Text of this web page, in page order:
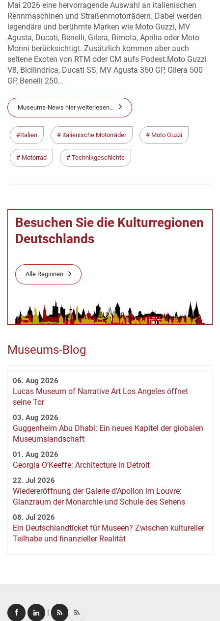
Mai 2026 eine hervorragende Auswahl an italienischen
Rennmaschinen und Straßenmotorrädern. Dabei werden
legendäre und berühmte Marken wie Moto Guzzi, MV
Agusta, Ducati, Benelli, Gilera, Bimota, Aprilia oder Moto
Morini berücksichtigt. Zusätzlich kommen aber auch
seltene Exoten von RTM oder CM aufs Podest.Moto Guzzi
V8, Bicilindrica, Ducati SS, MV Agusta 350 GP, Gilera 500
GP, Benelli 250...
Museums-News hier weiterlesen…
Italien italienische Motorräder Moto Guzzi
Motorrad Technikgeschichte
Besuchen Sie die Kulturregionen
Deutschlands
Alle Regionen
Museums-Blog
06. Aug 2026
Lucas Museum of Narrative Art Los Angeles öffnet
seine Tor
03. Aug 2026
Guggenheim Abu Dhabi: Ein neues Kapitel der globalen
Museumslandschaft
01. Aug 2026
Georgia O’Keeffe: Architecture in Detroit
22. Jul 2026
Wiedereröffnung der Galerie d’Apollon im Louvre:
Glanzraum der Monarchie und Schule des Sehens
08. Jul 2026
Ein Deutschlandticket für Museen? Zwischen kultureller
Teilhabe und finanzieller Realität
|